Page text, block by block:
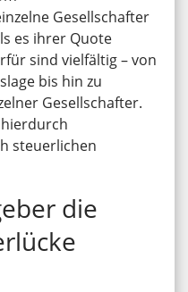
Gesellschafter
es ihrer Quote
sind vielfältig – von
bis hin zu
Gesellschafter.
steuerlichen
die